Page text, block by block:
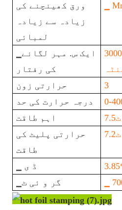
ورق کھینچنے کی
زیادہ سے زیادہ
لمبائی
▁
کی رفتار
3000 شیٹس فی
حرارتی زون
3
درجہ حرارت کی حد
0-
اہم طاقت
حرارتی پلیٹ کی
طاقت
▁ ڈ ی
▁گر و ئی ٹ